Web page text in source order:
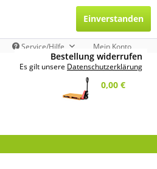
Service/Hilfe Mein Konto
0,00 €
Bestellung widerrufen
Es gilt unsere Datenschutzerklärung
Einverstanden